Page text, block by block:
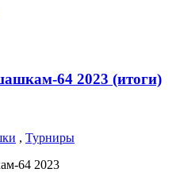
64 2023 (итоги)
, Турниры